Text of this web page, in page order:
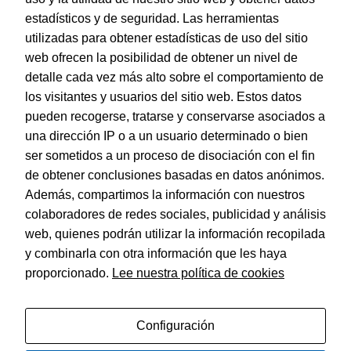
Día de la Madre
Día del Padre
Navidad
San Valentín
Tarjetas Guirnaldas
© Dohe - Camino de Madrid, 14
28970 • Humanes de Madrid (Madrid)
ESPAÑA
estadísticos y de seguridad. Las herramientas
utilizadas para obtener estadísticas de uso del sitio
web ofrecen la posibilidad de obtener un nivel de
detalle cada vez más alto sobre el comportamiento de
los visitantes y usuarios del sitio web. Estos datos
pueden recogerse, tratarse y conservarse asociados a
una dirección IP o a un usuario determinado o bien
ser sometidos a un proceso de disociación con el fin
de obtener conclusiones basadas en datos anónimos.
Además, compartimos la información con nuestros
colaboradores de redes sociales, publicidad y análisis
web, quienes podrán utilizar la información recopilada
y combinarla con otra información que les haya
proporcionado. Lee nuestra política de cookies
Configuración
Estadísticas
Estas
cookies se
utilizan para
funcionalidad
y usabilidad
de la web.
Experiencia
Estas cookies
se usan para
funcionamiento
de la web
puede que
algunas